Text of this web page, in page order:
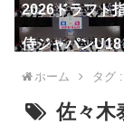
2026ドラフト
名予想
侍ジャパンU18
代表ホーム タグ
佐々木